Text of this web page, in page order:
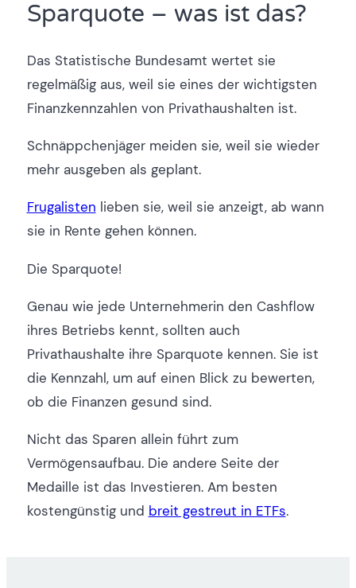
Sparquote – was ist das?
Das Statistische Bundesamt wertet sie
regelmäßig aus, weil sie eines der wichtigsten
Finanzkennzahlen von Privathaushalten ist.
Schnäppchenjäger meiden sie, weil sie wieder
mehr ausgeben als geplant.
Frugalisten lieben sie, weil sie anzeigt, ab wann
sie in Rente gehen können.
Die Sparquote!
Genau wie jede Unternehmerin den Cashflow
ihres Betriebs kennt, sollten auch
Privathaushalte ihre Sparquote kennen. Sie ist
die Kennzahl, um auf einen Blick zu bewerten,
ob die Finanzen gesund sind.
Nicht das Sparen allein führt zum
Vermögensaufbau. Die andere Seite der
Medaille ist das Investieren. Am besten
kostengünstig und breit gestreut in ETFs.